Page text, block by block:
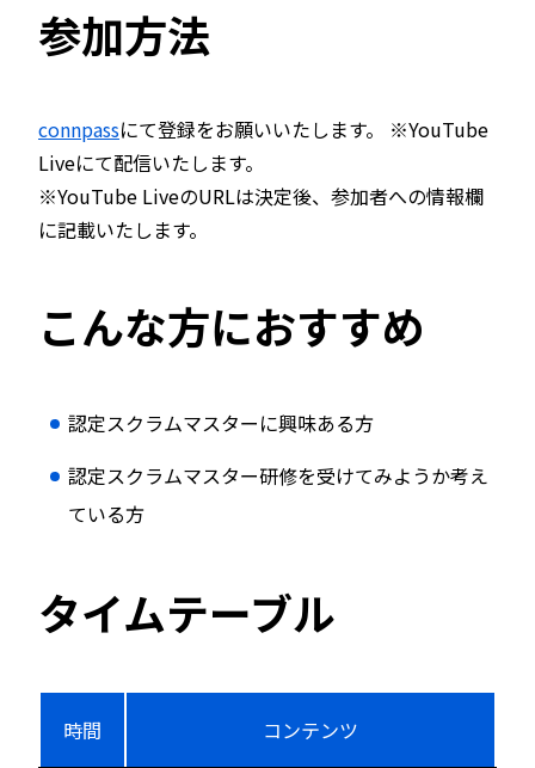
参加方法
connpassにて登録をお願いいたします。 ※YouTube
Liveにて配信いたします。
※YouTube LiveのURLは決定後、参加者への情報欄
に記載いたします。
こんな方におすすめ
認定スクラムマスターに興味ある方
認定スクラムマスター研修を受けてみようか考え
ている方
タイムテーブル
時間 コンテンツ